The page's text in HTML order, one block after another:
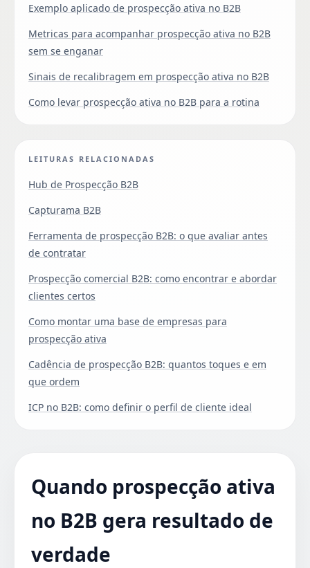
Exemplo aplicado de prospecção ativa no B2B
Metricas para acompanhar prospecção ativa no B2B
sem se enganar
Sinais de recalibragem em prospecção ativa no B2B
Como levar prospecção ativa no B2B para a rotina
LEITURAS RELACIONADAS
Hub de Prospecção B2B
Capturama B2B
Ferramenta de prospecção B2B: o que avaliar antes
de contratar
Prospecção comercial B2B: como encontrar e abordar
clientes certos
Como montar uma base de empresas para
prospecção ativa
Cadência de prospecção B2B: quantos toques e em
que ordem
ICP no B2B: como definir o perfil de cliente ideal
Quando prospecção ativa
no B2B gera resultado de
verdade